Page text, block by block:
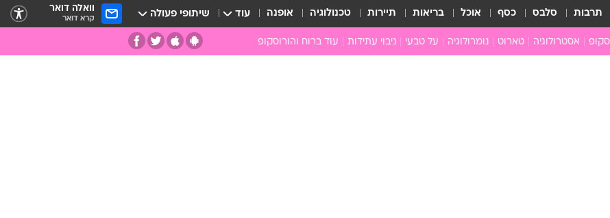
תרבות סלבס כסף אוכל בריאות תיירות טכנולוגיה אופנה עוד שיתופי פעולה וואלה דואר
קרא דואר
אסטרולוגיה טארוט נומרולוגיה על טבעי ניבוי עתידות עוד ברוח והורוסקופ